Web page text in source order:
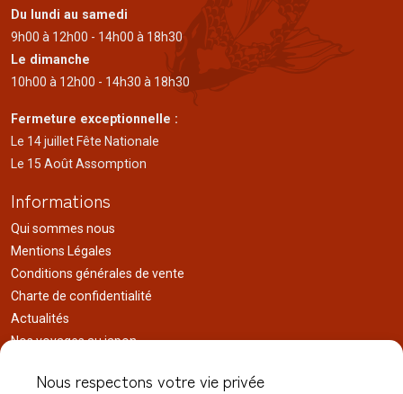
Du lundi au samedi
9h00 à 12h00 - 14h00 à 18h30
Le dimanche
10h00 à 12h00 - 14h30 à 18h30
Fermeture exceptionnelle :
Le 14 juillet Fête Nationale
Le 15 Août Assomption
Informations
Qui sommes nous
Mentions Légales
Conditions générales de vente
Charte de confidentialité
Actualités
Nos voyages au japon
Liens utiles
Nous respectons votre vie privée